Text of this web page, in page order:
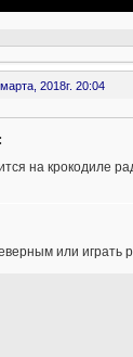
2018г. 20:04
на крокодиле
или играть